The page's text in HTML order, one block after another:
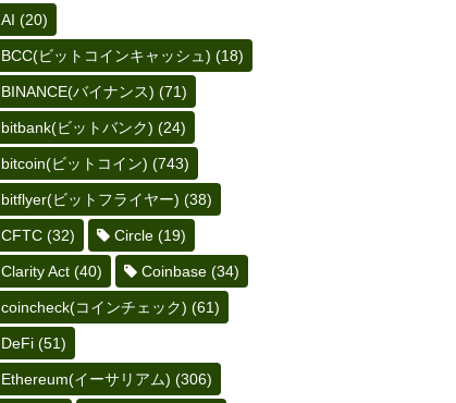
AI (20)
BCC(ビットコインキャッシュ) (18)
BINANCE(バイナンス) (71)
bitbank(ビットバンク) (24)
bitcoin(ビットコイン) (743)
bitflyer(ビットフライヤー) (38)
CFTC (32) Circle (19)
Clarity Act (40) Coinbase (34)
coincheck(コインチェック) (61)
DeFi (51)
Ethereum(イーサリアム) (306)